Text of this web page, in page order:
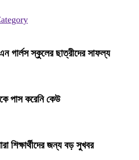
গার্লস স্কুলের ছাত্রীদের সাফল্য
পাস করেনি কেউ
শিক্ষার্থীদের জন্য বড় সুখবর